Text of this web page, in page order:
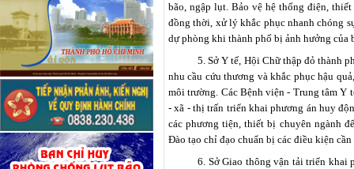
bão, ngập lụt. Bảo vệ hệ thống điện,
đồng thời, xử lý khắc phục nhanh chóng
dự phòng khi thành phố bị ảnh hưởng của
5. Sở Y tế, Hội Chữ thập đỏ thành
nhu cầu cứu thương và khắc phục hậu
môi trường. Các Bệnh viện - Trung tâm Y
- xã - thị trấn triển khai phương án huy
các phương tiện, thiết bị chuyên ngành
Đào tạo chỉ đạo chuẩn bị các điều kiện
6. Sở Giao thông vận tải triển khai